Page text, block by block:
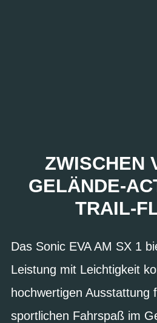
ZWISCHEN
GELÄNDE-
TRAIL-
Das Sonic EVA AM SX 1
Leistung mit Leichtigkeit
hochwertigen Ausstattung
sportlichen Fahrspaß im